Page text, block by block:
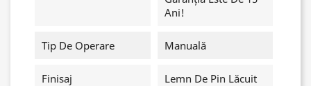
Ani!
Tip De Operare Manuală
Finisaj Lemn De Pin Lăcuit